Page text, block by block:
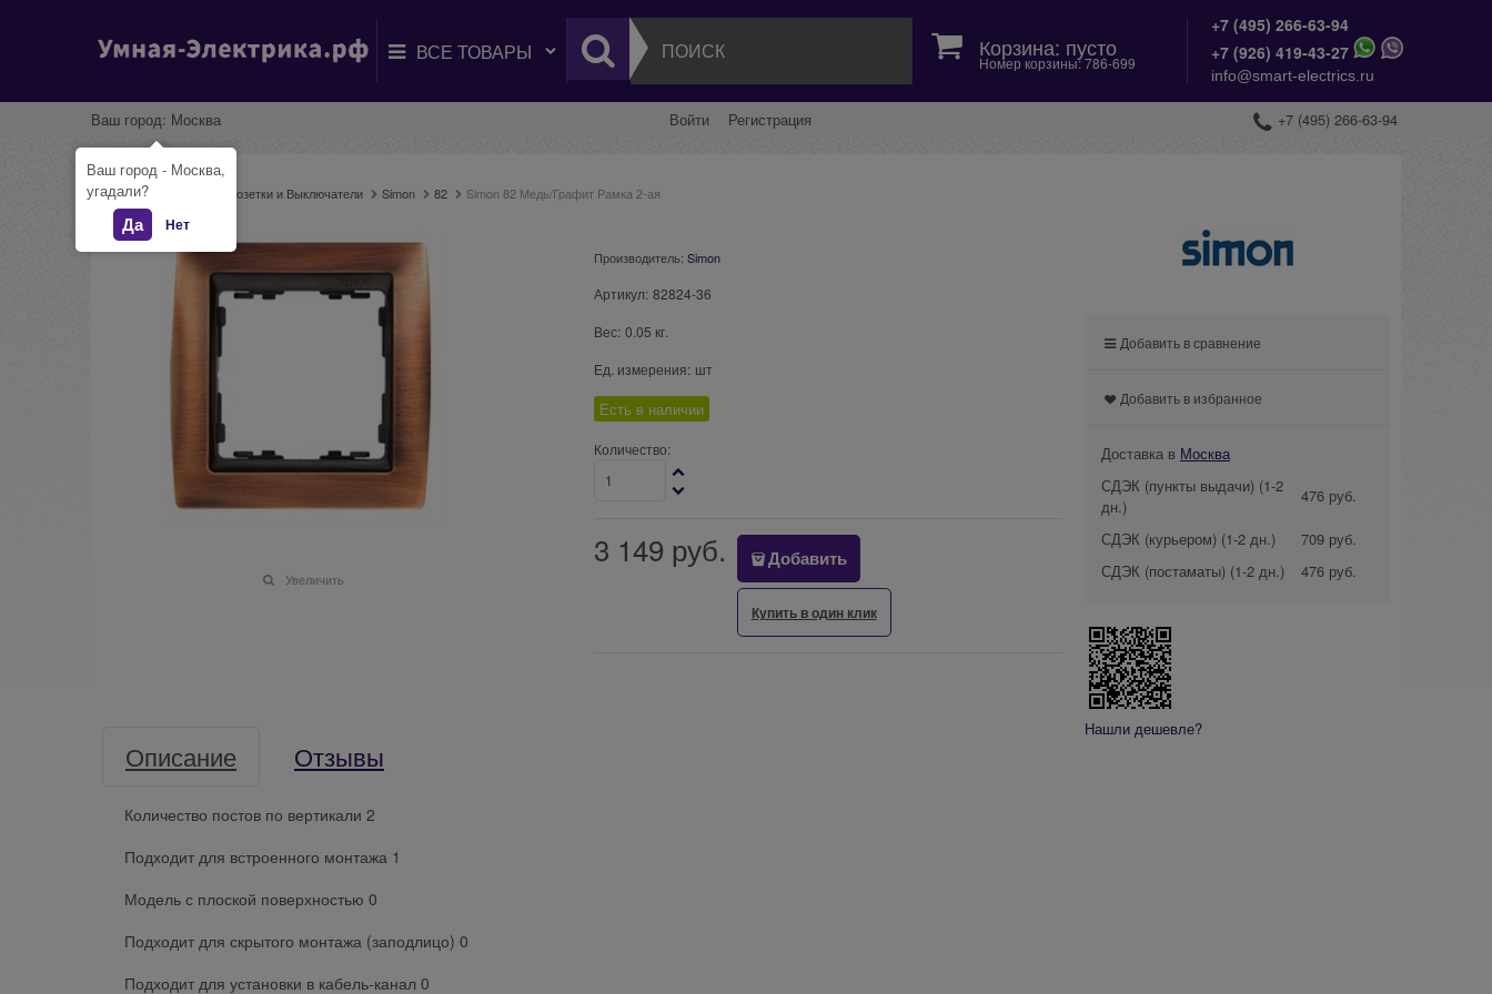
Корзина: пусто
Номер корзины: 786-699
+7 (495) 266-63-94
+7 (926) 419-43-27
info@smart-electrics.ru
Ваш город: Москва Войти Регистрация +7 (495) 266-63-94
Главная Розетки и Выключатели Simon 82 Simon 82 Медь/Графит Рамка 2-ая
Увеличить
Производитель: Simon
Артикул: 82824-36
Вес: 0.05 кг.
Ед. измерения: шт
Есть в наличии
Количество:
3 149 руб. Добавить
Купить в один клик
Описание Отзывы
Количество постов по вертикали 2
Подходит для встроенного монтажа 1
Модель с плоской поверхностью 0
Подходит для скрытого монтажа (заподлицо) 0
Подходит для установки в кабель-канал 0
Добавить в сравнение
Добавить в избранное
Доставка в Москва
СДЭК (пункты выдачи) (1-2
дн.)
476 руб.
СДЭК (курьером) (1-2 дн.)
709 руб.
СДЭК (постаматы) (1-2 дн.) 476 руб.
Нашли дешевле?
Ваш город - Москва,
угадали?
Да Нет